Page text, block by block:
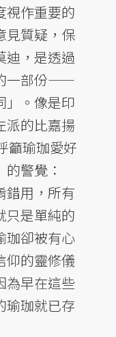
視作重要的
見質疑，保
迪，是透過
一部份——
」。像是印
派的比嘉揚
籲瑜珈愛好
警覺：
錯用，所有
只是單純的
珈卻被有心
仰的靈修儀
早在這些
瑜珈就已存